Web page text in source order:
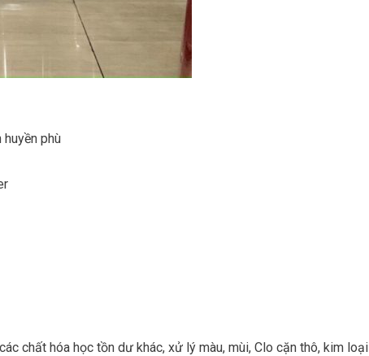
phù
chất hóa học tồn dư khác, xử lý màu, mùi, Clo cặn thô, kim loại